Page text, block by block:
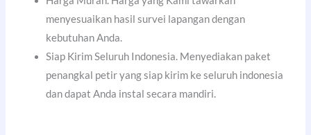
menyesuaikan hasil survei lapangan dengan
kebutuhan Anda.
Siap Kirim Seluruh Indonesia. Menyediakan paket
penangkal petir yang siap kirim ke seluruh indonesia
dan dapat Anda instal secara mandiri.